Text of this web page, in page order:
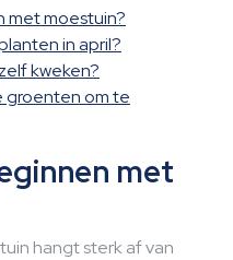
met moestuin?
in april?
kweken?
groenten om te
met
hangt sterk af van